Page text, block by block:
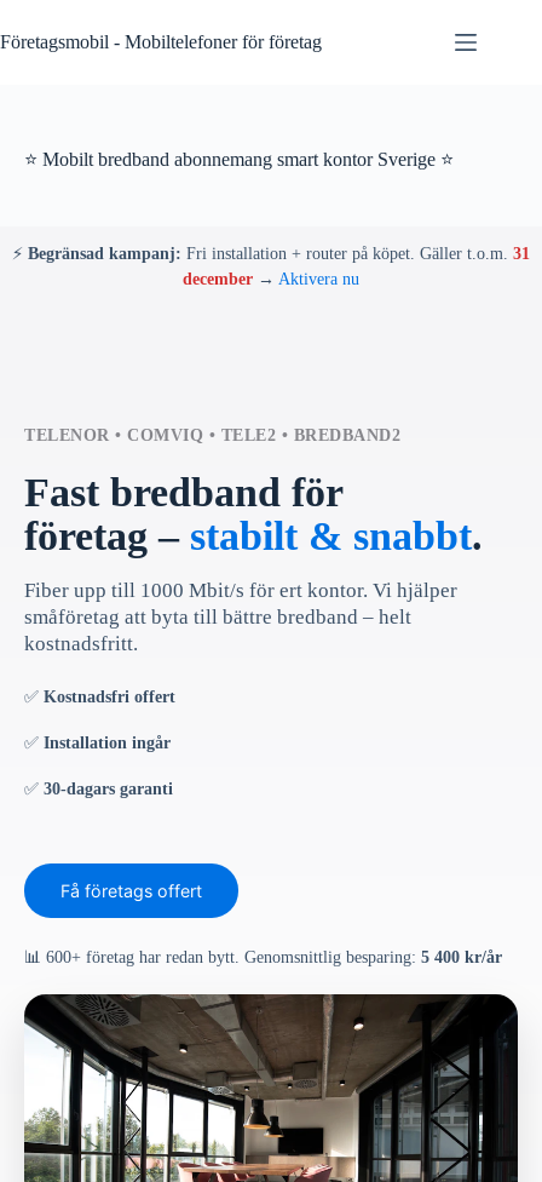
to
content
Företagsmobil - Mobiltelefoner för företag
⭐ Mobilt bredband abonnemang smart kontor Sverige ⭐
⚡ Begränsad kampanj: Fri installation + router på köpet. Gäller t.o.m. 31
december → Aktivera nu
TELENOR • COMVIQ • TELE2 • BREDBAND2
Fast bredband för
företag – stabilt & snabbt.
Fiber upp till 1000 Mbit/s för ert kontor. Vi hjälper
småföretag att byta till bättre bredband – helt
kostnadsfritt.
✅ Kostnadsfri offert
✅ Installation ingår
✅ 30-dagars garanti
Få företags offert
📊 600+ företag har redan bytt. Genomsnittlig besparing: 5 400 kr/år